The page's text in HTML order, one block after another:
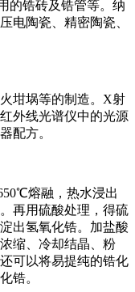
的锆砖及锆管等。纳
电陶瓷、精密陶瓷、
坩埚等的制造。X射
外线光谱仪中的光源
配方。
熔融，热水浸出
再用硫酸处理，得硫
出氢氧化锆。加盐酸
缩、冷却结晶、粉
可以将易提纯的锆化
锆。